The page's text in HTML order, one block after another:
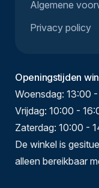
Algemene
Privacy policy
Openingstijden
Woensdag: 13:00
Vrijdag: 10:00 -
Zaterdag: 10:00 -
De winkel is
alleen bereikbaar